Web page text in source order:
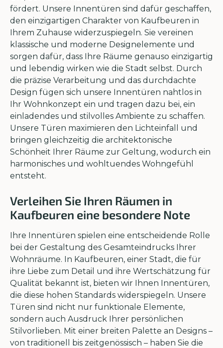
fördert. Unsere Innentüren sind dafür geschaffen,
den einzigartigen Charakter von Kaufbeuren in
Ihrem Zuhause widerzuspiegeln. Sie vereinen
klassische und moderne Designelemente und
sorgen dafür, dass Ihre Räume genauso einzigartig
und lebendig wirken wie die Stadt selbst. Durch
die präzise Verarbeitung und das durchdachte
Design fügen sich unsere Innentüren nahtlos in
Ihr Wohnkonzept ein und tragen dazu bei, ein
einladendes und stilvolles Ambiente zu schaffen.
Unsere Türen maximieren den Lichteinfall und
bringen gleichzeitig die architektonische
Schönheit Ihrer Räume zur Geltung, wodurch ein
harmonisches und wohltuendes Wohngefühl
entsteht.
Verleihen Sie Ihren Räumen in
Kaufbeuren eine besondere Note
Ihre Innentüren spielen eine entscheidende Rolle
bei der Gestaltung des Gesamteindrucks Ihrer
Wohnräume. In Kaufbeuren, einer Stadt, die für
ihre Liebe zum Detail und ihre Wertschätzung für
Qualität bekannt ist, bieten wir Ihnen Innentüren,
die diese hohen Standards widerspiegeln. Unsere
Türen sind nicht nur funktionale Elemente,
sondern auch Ausdruck Ihrer persönlichen
Stilvorlieben. Mit einer breiten Palette an Designs –
von traditionell bis zeitgenössisch – haben Sie die